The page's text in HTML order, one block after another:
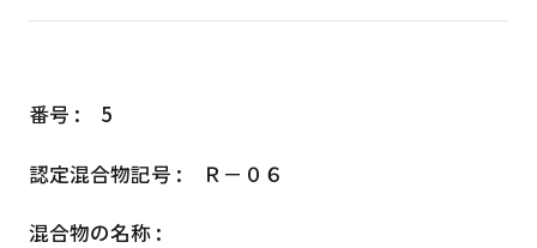
5
Ｒ－０６